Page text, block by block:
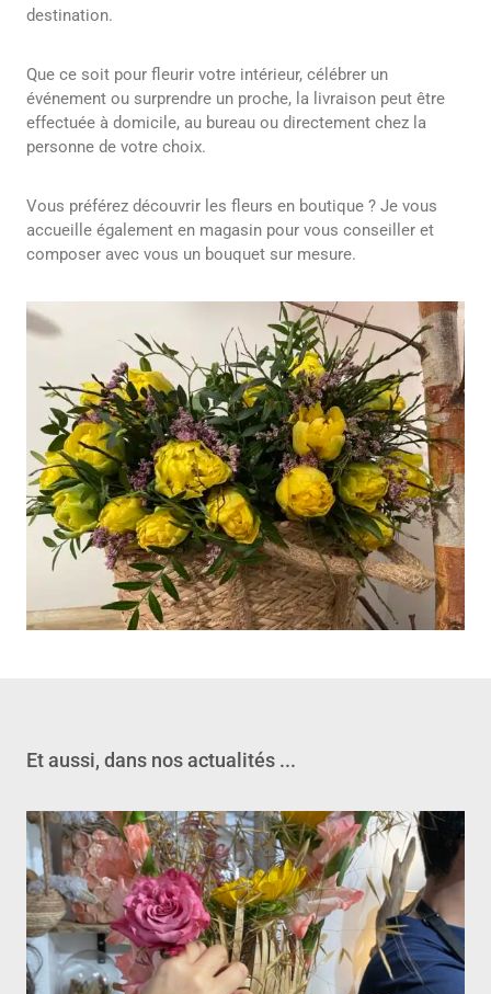
destination.
Que ce soit pour fleurir votre intérieur, célébrer un
événement ou surprendre un proche, la livraison peut être
effectuée à domicile, au bureau ou directement chez la
personne de votre choix.
Vous préférez découvrir les fleurs en boutique ? Je vous
accueille également en magasin pour vous conseiller et
composer avec vous un bouquet sur mesure.
Et aussi, dans nos actualités ...